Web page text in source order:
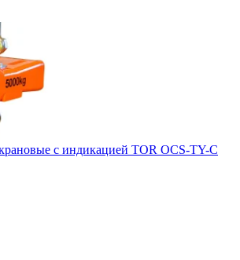
с индикацией TOR OCS-TY-С